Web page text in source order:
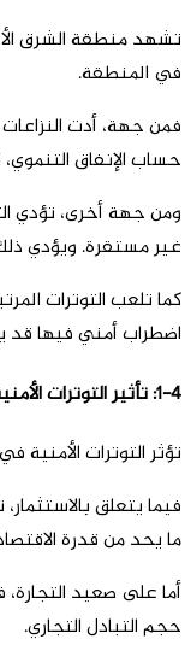
تشهد منطقة الشرق
في المنطقة.
فمن جهة، أدت
حساب الإنفاق
ومن جهة أخرى، تؤدي
غير مستقرة. ويؤدي ذلك
كما تلعب التوترات
اضطراب أمني فيها قد
1-4: تأثير التوترات الأمنية على النمو الاقتصادي:
تؤثر التوترات الأمنية
فيما يتعلق
ما يحد من قدرة
أما على صعيد التجارة،
حجم التبادل التجاري.